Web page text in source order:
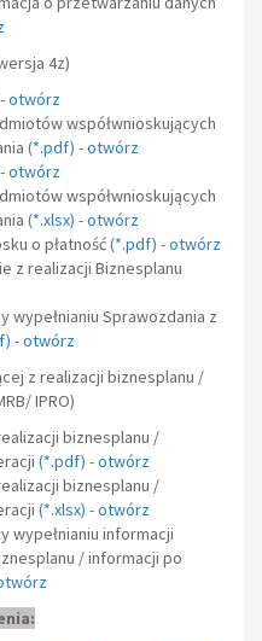
4z)
otwórz
współwnioskujących
(*.pdf) -otwórz
otwórz
współwnioskujących
(*.xlsx) -otwórz
o płatność(*.pdf) -otwórz
z realizacji Biznesplanu
wypełnianiu Sprawozdania z
) -otwórz
z realizacji biznesplanu /
IPRO)
biznesplanu /
(*.pdf) -otwórz
biznesplanu /
(*.xlsx) -otwórz
wypełnianiu informacji
/ informacji po